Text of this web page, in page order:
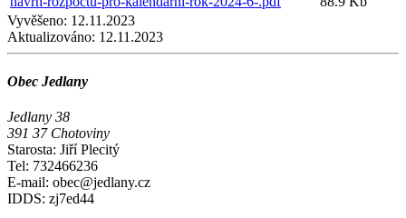
Vyvěšeno: 12.11.2023
Aktualizováno: 12.11.2023
Obec Jedlany
Jedlany 38
391 37 Chotoviny
Starosta: Jiří Plecitý
Tel: 732466236
E-mail: obec@jedlany.cz
IDDS: zj7ed44